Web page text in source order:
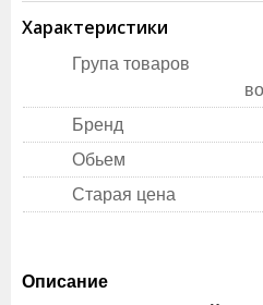
Характеристики
Група товаров
Бренд
Обьем
Старая цена
Описание